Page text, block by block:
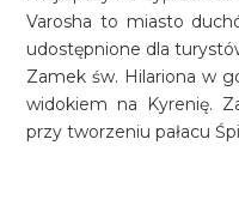
Varosha to miasto
udostępnione dla
Zamek św. Hilariona w
widokiem na Kyrenię.
przy tworzeniu pałacu